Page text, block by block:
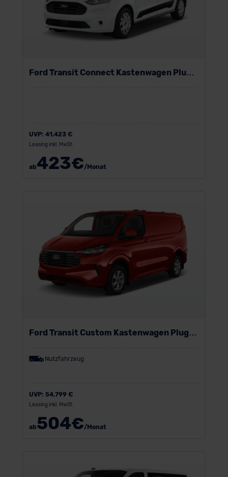
Ford Transit Connect Kastenwagen Plug-
UVP: 41.423 €
Leasing inkl. MwSt.
ab423€/Monat
Ford Transit Custom Kastenwagen Plug-
Nutzfahrzeug
UVP: 54.799 €
Leasing inkl. MwSt.
ab504€/Monat